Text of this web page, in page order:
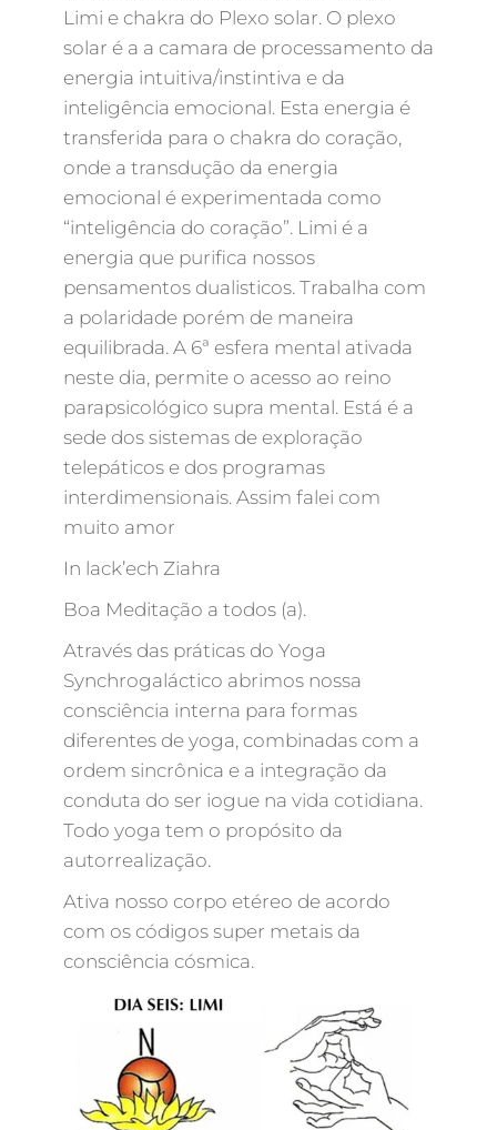
Limi e chakra do Plexo solar. O plexo
solar é a a camara de processamento da
energia intuitiva/instintiva e da
inteligência emocional. Esta energia é
transferida para o chakra do coração,
onde a transdução da energia
emocional é experimentada como
“inteligência do coração”. Limi é a
energia que purifica nossos
pensamentos dualisticos. Trabalha com
a polaridade porém de maneira
equilibrada. A 6ª esfera mental ativada
neste dia, permite o acesso ao reino
parapsicológico supra mental. Está é a
sede dos sistemas de exploração
telepáticos e dos programas
interdimensionais. Assim falei com
muito amor
In lack’ech Ziahra
Boa Meditação a todos (a).
Através das práticas do Yoga
Synchrogaláctico abrimos nossa
consciência interna para formas
diferentes de yoga, combinadas com a
ordem sincrônica e a integração da
conduta do ser iogue na vida cotidiana.
Todo yoga tem o propósito da
autorrealização.
Ativa nosso corpo etéreo de acordo
com os códigos super metais da
consciência cósmica.